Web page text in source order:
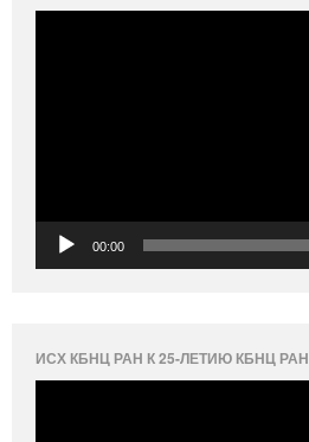
00:00
ИСХ КБНЦ РАН К 25-ЛЕТИЮ КБНЦ РАН